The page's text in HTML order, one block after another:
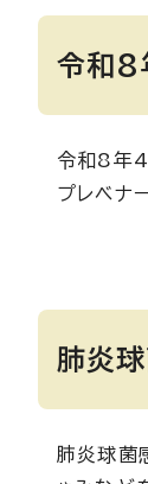
令和8
令和8年4
プレベナ
肺炎
肺炎球菌